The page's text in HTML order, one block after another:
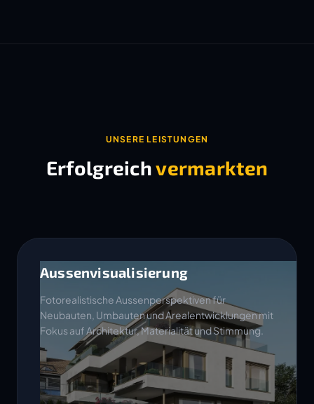
UNSERE LEISTUNGEN
Erfolgreichvermarkten
Aussenvisualisierung
Fotorealistische Aussenperspektiven für
Neubauten, Umbauten und Arealentwicklungen mit
Fokus auf Architektur, Materialität und Stimmung.